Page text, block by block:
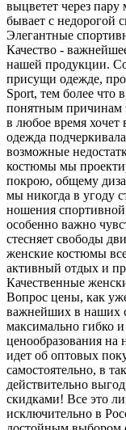
выцветет через пару
бывает с недорогой
Элегантные
Качество -
нашей продукции.
присущи одежде,
Sport, тем более что
понятным причинам
в любое время хочет
одежда
возможные
костюмы мы
покрою, общему
мы никогда в угоду
ношения
особенно важно
стесняет свободы
женские костюмы
активный отдых и
Качественные
Вопрос цены, как
важнейших в наших
максимально гибко
ценообразования
идет об оптовых
самостоятельно, в
действительно
скидками! Все это
исключительно в